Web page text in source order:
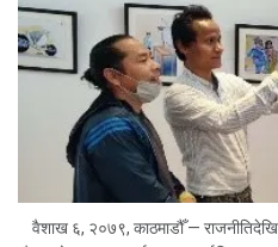
वैशाख ६, २०७९, काठमाडौँ — राजनीतिदेखि